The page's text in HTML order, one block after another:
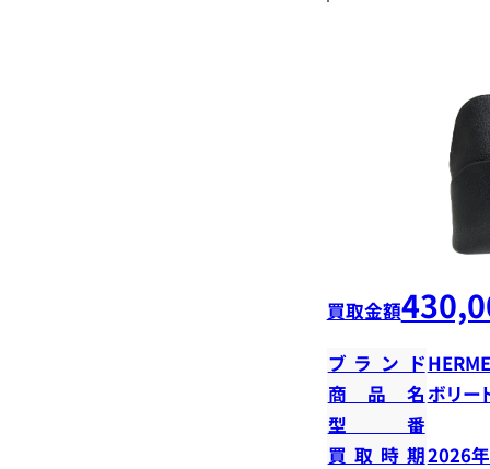
買取金額
ブランド
商品名ボリー
型番
買取時期2026